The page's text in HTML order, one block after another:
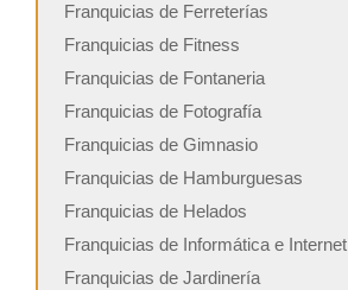
Franquicias de Ferreterías
Franquicias de Fitness
Franquicias de Fontaneria
Franquicias de Fotografía
Franquicias de Gimnasio
Franquicias de Hamburguesas
Franquicias de Helados
Franquicias de Informática e Internet
Franquicias de Jardinería